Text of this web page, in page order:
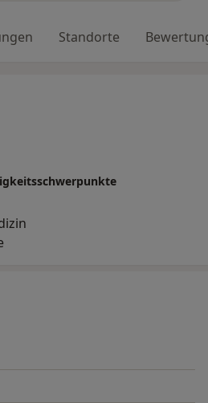
Standorte